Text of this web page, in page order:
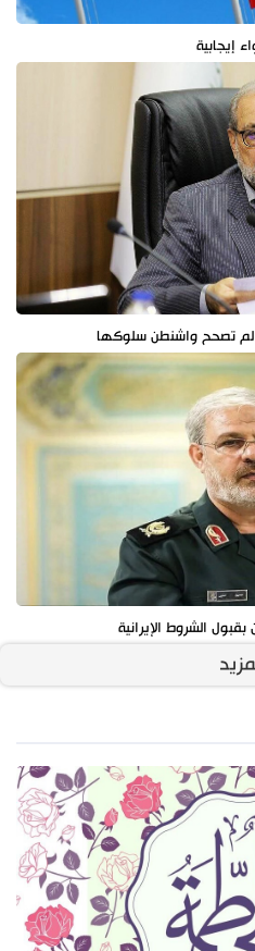
إيجابية
لم تصحح واشنطن سلوكها
الشروط الإيرانية